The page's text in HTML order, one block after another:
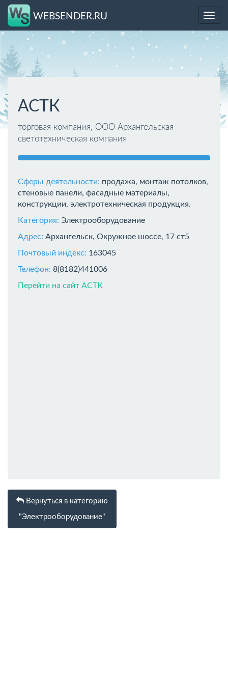
WEBSENDER.RU
АСТК
торговая компания, ООО Архангельская
светотехническая компания
Сферы деятельности: продажа, монтаж потолков,
стеновые панели, фасадные материалы,
конструкции, электротехническая продукция.
Категория: Электрооборудование
Адрес: Архангельск, Окружное шоссе, 17 ст5
Почтовый индекс: 163045
Телефон: 8(8182)441006
Перейти на сайт АСТК
Вернуться в категорию
"Электрооборудование"